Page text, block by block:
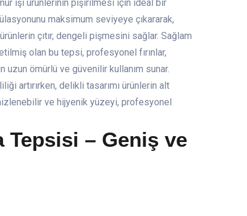
işi ürünlerinin pişirilmesi için ideal bir
maksimum seviyeye çıkararak,
çıtır, dengeli pişmesini sağlar. Sağlam
olan bu tepsi, profesyonel fırınlar,
ömürlü ve güvenilir kullanım sunar.
artırırken, delikli tasarımı ürünlerin alt
ve hijyenik yüzeyi, profesyonel
Tepsisi – Geniş ve